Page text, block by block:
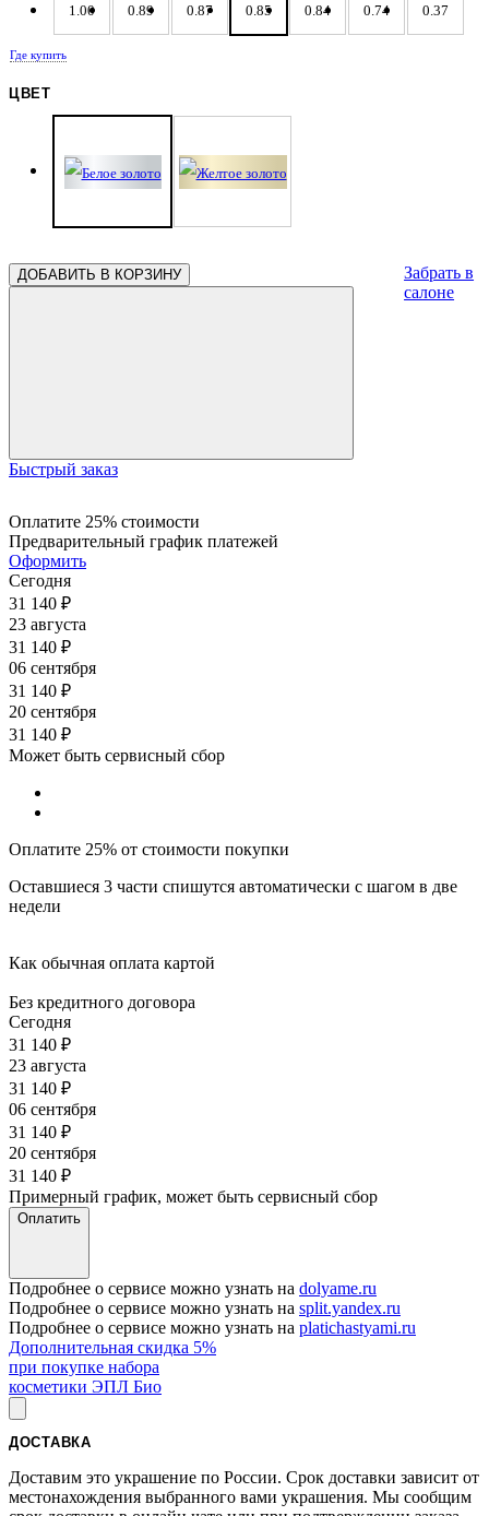
1.00 0.89 0.87 0.85 0.84 0.74 0.37
Где купить
ЦВЕТ
ДОБАВИТЬ В КОРЗИНУ
Быстрый заказ
Забрать в
салоне
Оплатите 25% стоимости
Предварительный график платежей
Оформить
Сегодня
31 140 ₽
23 августа
31 140 ₽
06 сентября
31 140 ₽
20 сентября
31 140 ₽
Может быть сервисный сбор
Оплатите 25% от стоимости покупки
Оставшиеся 3 части спишутся автоматически с шагом в две
недели
Как обычная оплата картой
Без кредитного договора
Сегодня
31 140 ₽
23 августа
31 140 ₽
06 сентября
31 140 ₽
20 сентября
31 140 ₽
Примерный график, может быть сервисный сбор
Оплатить
Подробнее о сервисе можно узнать на dolyame.ru
Подробнее о сервисе можно узнать на split.yandex.ru
Подробнее о сервисе можно узнать на platichastyami.ru
Дополнительная скидка 5%
при покупке набора
косметики ЭПЛ Био
ДОСТАВКА
Доставим это украшение по России. Срок доставки зависит от
местонахождения выбранного вами украшения. Мы сообщим